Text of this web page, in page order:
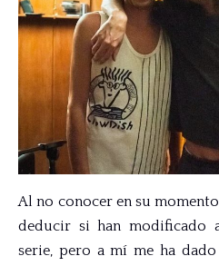
Al no conocer en su
deducir si han modificado
serie, pero a mí me ha